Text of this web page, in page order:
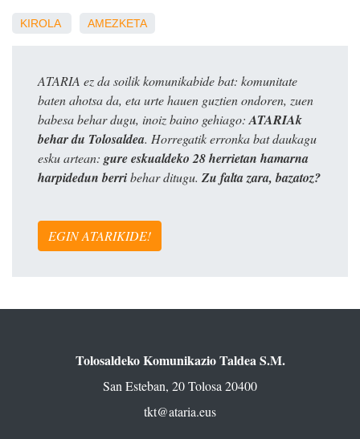
KIROLA AMEZKETA
ATARIA ez da soilik komunikabide bat: komunitate
baten ahotsa da, eta urte hauen guztien ondoren, zuen
babesa behar dugu, inoiz baino gehiago: ATARIAk
behar du Tolosaldea. Horregatik erronka bat daukagu
esku artean: gure eskualdeko 28 herrietan hamarna
harpidedun berribehar ditugu. Zu falta zara, bazatoz?
EGIN ATARIKIDE!
Tolosaldeko Komunikazio Taldea S.M.
San Esteban, 20 Tolosa 20400
tkt@ataria.eus